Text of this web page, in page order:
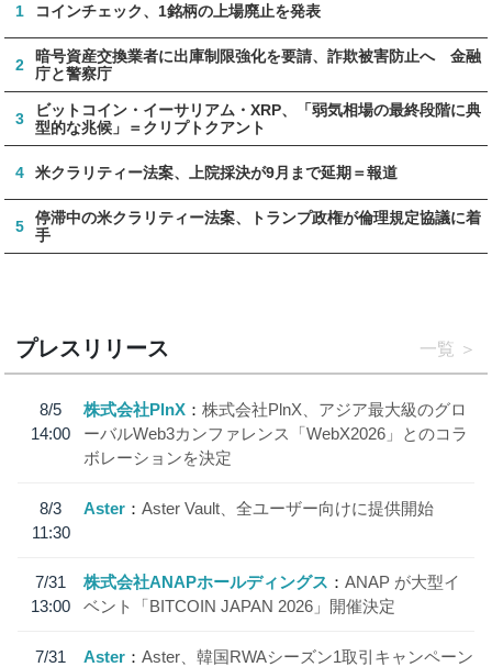
1 コインチェック、1銘柄の上場廃止を発表
2
暗号資産交換業者に出庫制限強化を要請、詐欺被害防止へ 金融
庁と警察庁
3
ビットコイン・イーサリアム・XRP、「弱気相場の最終段階に典
型的な兆候」＝クリプトクアント
4 米クラリティー法案、上院採決が9月まで延期＝報道
5
停滞中の米クラリティー法案、トランプ政権が倫理規定協議に着
手
プレスリリース 一覧
8/5
14:00
株式会社PlnX
株式会社PlnX、アジア最大級のグロ
ーバルWeb3カンファレンス「WebX2026」とのコラ
ボレーションを決定
8/3
11:30
Aster Aster Vault、全ユーザー向けに提供開始
7/31
13:00
株式会社ANAPホールディングス
ANAP が大型イ
ベント「BITCOIN JAPAN 2026」開催決定
7/31
Aster
Aster、韓国RWAシーズン1取引キャンペーン